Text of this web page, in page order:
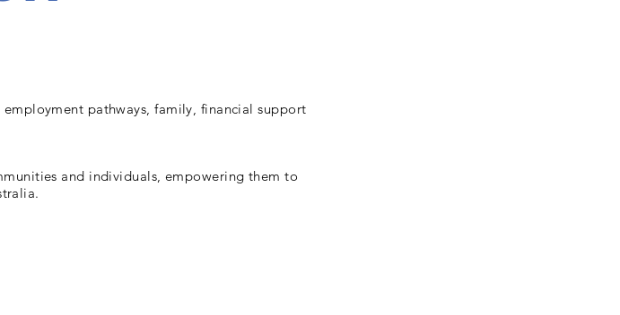
pathways, family, financial support
and individuals, empowering them to